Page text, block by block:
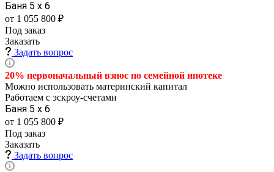
Баня 5 х 6
от 1 055 800 ₽
Под заказ
Заказать
Задать вопрос
20% первоначальный взнос по семейной ипотеке
Можно использовать материнский капитал
Работаем с эскроу-счетами
Баня 5 х 6
от 1 055 800 ₽
Под заказ
Заказать
Задать вопрос